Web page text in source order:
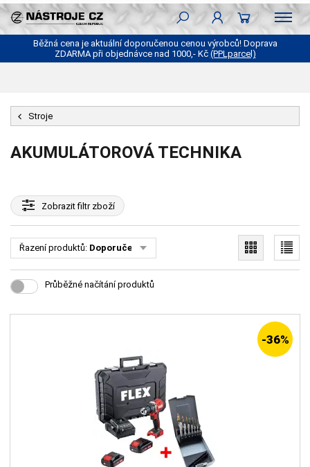
Běžná cena je aktuální doporučenou cenou výrobců! Doprava
ZDARMA při objednávce nad 1000,- Kč (PPLparcel)
Stroje
AKUMULÁTOROVÁ TECHNIKA
Zobrazitfiltr zboží
Řazení produktů: Doporučené
Průběžné načítání produktů
-36%